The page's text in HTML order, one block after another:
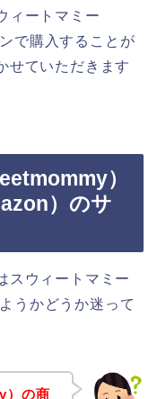
ィートマミー
で購入することが
せていただきます
）
）のサ
スウィートマミー
うかどうか迷って
）の商